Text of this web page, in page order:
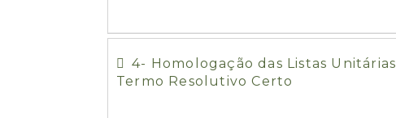
4- Homologação das Listas
Termo Resolutivo Certo